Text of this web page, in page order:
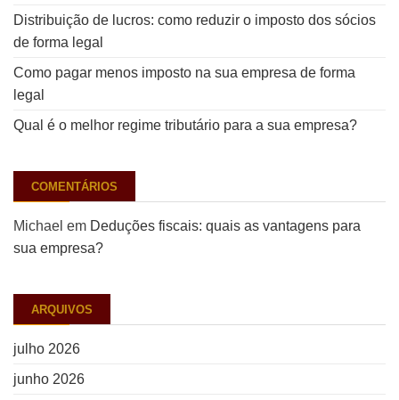
Distribuição de lucros: como reduzir o imposto dos sócios
de forma legal
Como pagar menos imposto na sua empresa de forma
legal
Qual é o melhor regime tributário para a sua empresa?
COMENTÁRIOS
Michael em Deduções fiscais: quais as vantagens para
sua empresa?
ARQUIVOS
julho 2026
junho 2026